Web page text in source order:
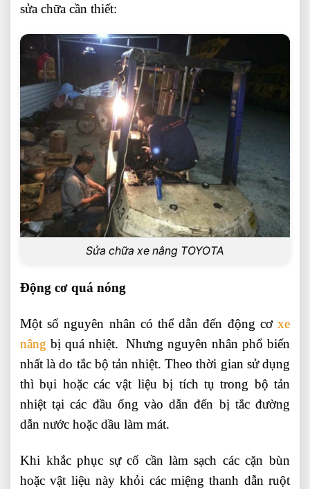
sửa chữa cần thiết:
Sửa chữa xe nâng TOYOTA
Động cơ quá nóng
Một số nguyên nhân có thể dẫn đến động cơ xe
nâng bị quá nhiệt. Nhưng nguyên nhân phổ biến
nhất là do tắc bộ tản nhiệt. Theo thời gian sử dụng
thì bụi hoặc các vật liệu bị tích tụ trong bộ tản
nhiệt tại các đầu ống vào dẫn đến bị tắc đường
dẫn nước hoặc dầu làm mát.
Khi khắc phục sự cố cần làm sạch các cặn bùn
hoặc vật liệu này khỏi các miệng thanh dẫn ruột